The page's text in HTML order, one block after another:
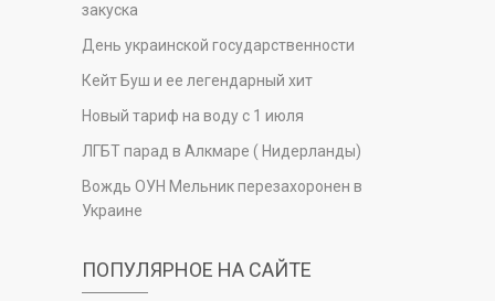
закуска
День украинской государственности
Кейт Буш и ее легендарный хит
Новый тариф на воду с 1 июля
ЛГБТ парад в Алкмаре ( Нидерланды)
Вождь ОУН Мельник перезахоронен в
Украине
ПОПУЛЯРНОЕ НА САЙТЕ